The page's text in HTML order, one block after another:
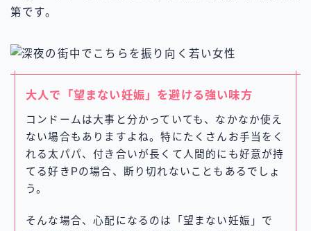
第です。
大人で「望まない妊娠」を避ける強い味方
コンドームは大事と分かっていても、なかなか使え
ない場合もありますよね。特にたくさんお手当をく
れる太パパ、付き合いが長くて人間的にも好意が持
てる好きPの場合、断り切れないこともあるでしょ
う。
そんな場合、心配になるのは「望まない妊娠」で